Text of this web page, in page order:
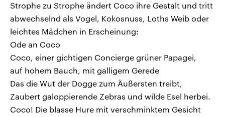
Strophe zu Strophe ändert Coco ihre Gestalt und tritt
abwechselnd als Vogel, Kokosnuss, Loths Weib oder
leichtes Mädchen in Erscheinung:
Ode an Coco
Coco, einer gichtigen Concierge grüner Papagei,
auf hohem Bauch, mit galligem Gerede
Das die Wut der Dogge zum Äußersten treibt,
Zaubert galoppierende Zebras und wilde Esel herbei.
Coco! Die blasse Hure mit verschminktem Gesicht